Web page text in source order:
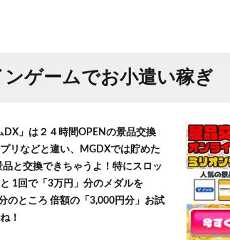
ゲームでお小遣い稼ぎ
」は２４時間OPENの景品交換
リなどと違い、MGDXでは貯めた
と交換できちゃうよ！特にスロッ
1回で「3万円」分のメダルを
のところ 倍額の「3,000円分」お試
！